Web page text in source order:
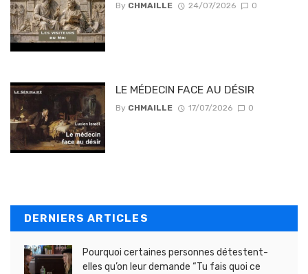
By CHMAILLE 24/07/2026 0
LE MÉDECIN FACE AU DÉSIR
By CHMAILLE 17/07/2026 0
DERNIERS ARTICLES
Pourquoi certaines personnes détestent-
elles qu’on leur demande “Tu fais quoi ce